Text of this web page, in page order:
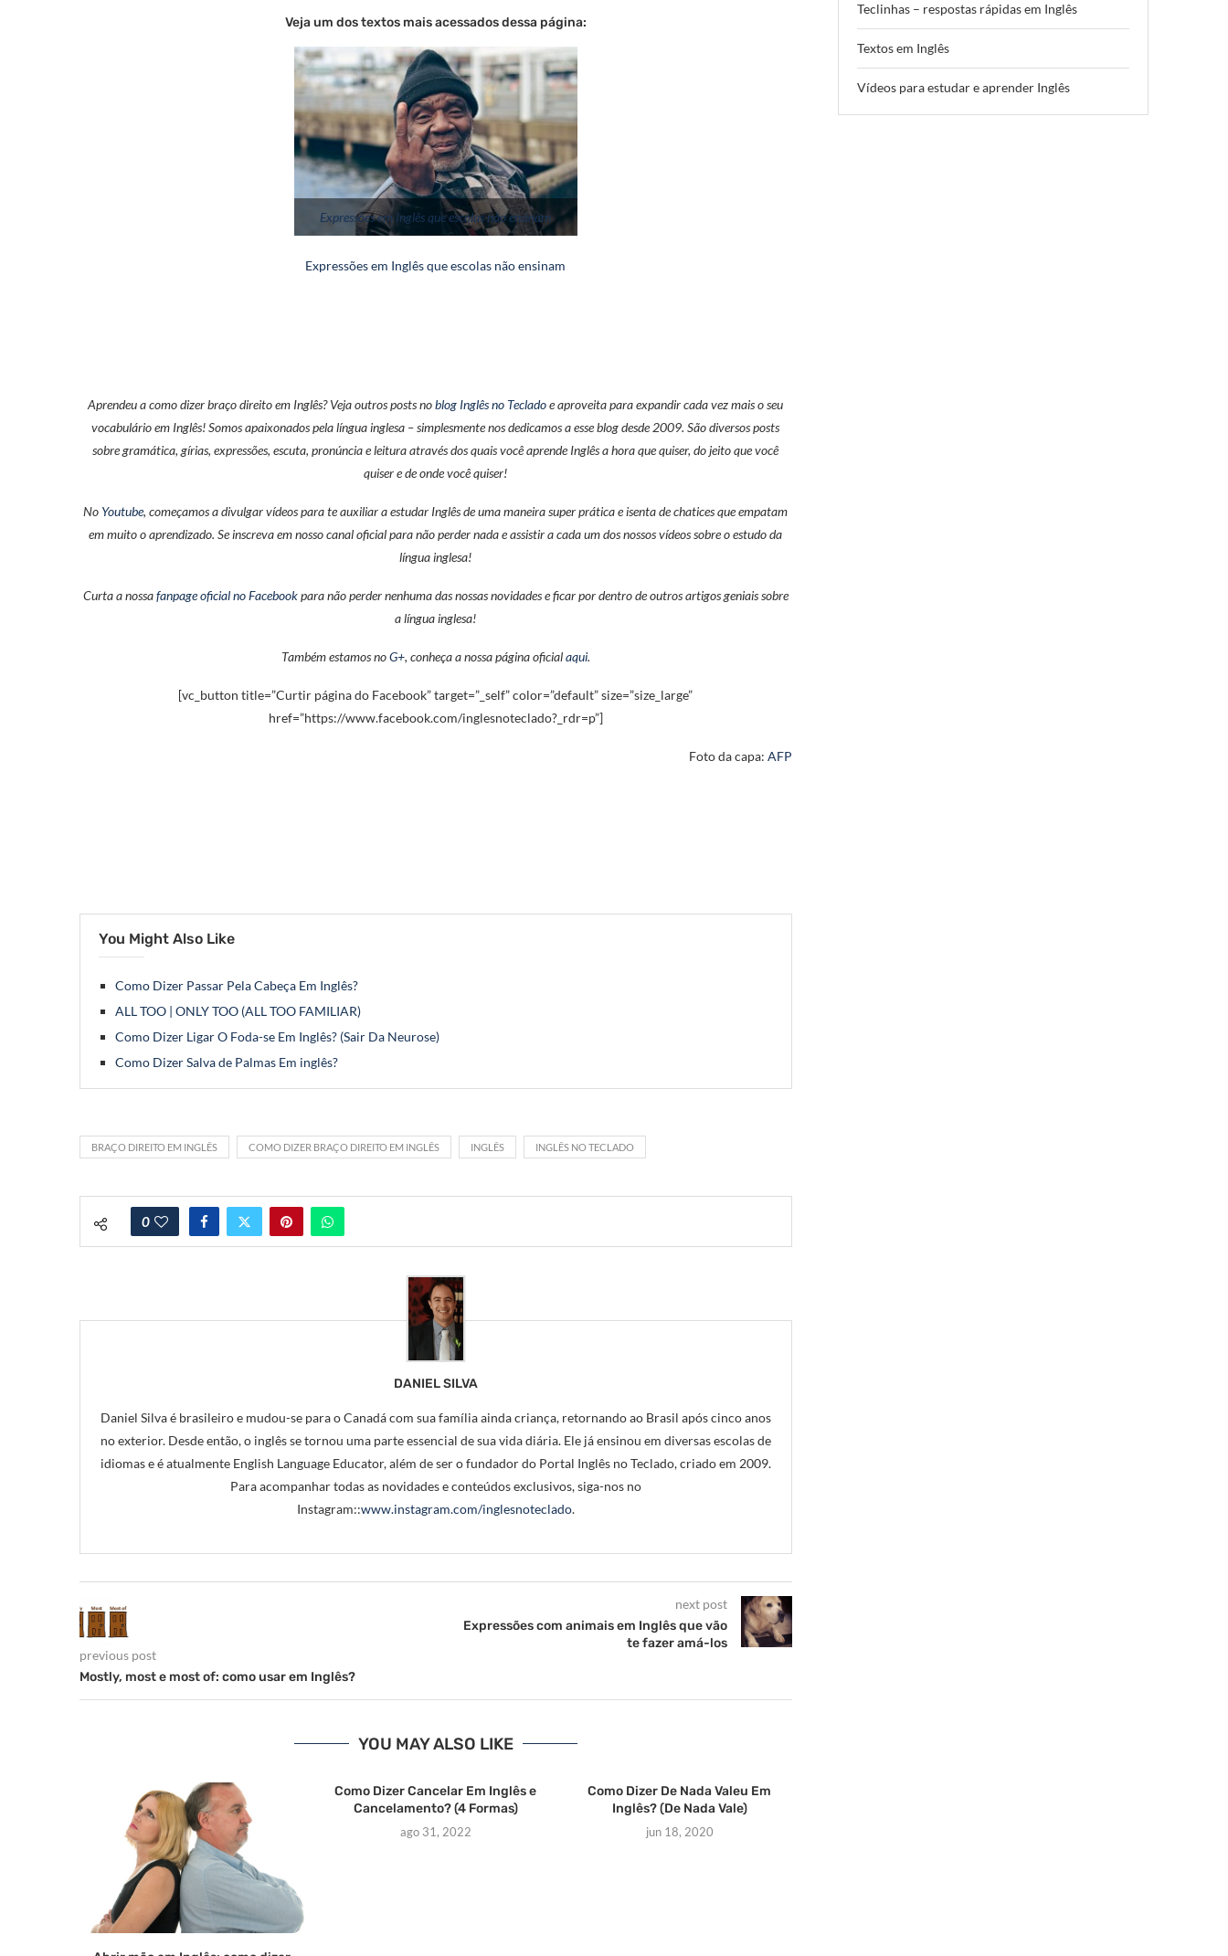
Veja um dos textos mais acessados dessa página:
Expressões em Inglês que escolas não ensinam
Expressões em Inglês que escolas não ensinam
Aprendeu a como dizer braço direito em Inglês? Veja outros posts noblog Inglês no Tecladoe aproveita para expandir cada vez mais o seu
vocabulário em Inglês! Somos apaixonados pela língua inglesa – simplesmente nos dedicamos a esse blog desde 2009. São diversos posts
sobre gramática, gírias, expressões, escuta, pronúncia e leitura através dos quais você aprende Inglês a hora que quiser, do jeito que você
quiser e de onde você quiser!
No Youtube, começamos a divulgar vídeos para te auxiliar a estudar Inglês de uma maneira super prática e isenta de chatices que empatam
em muito o aprendizado. Se inscreva em nosso canal oficial para não perder nada e assistir a cada um dos nossos vídeos sobre o estudo da
língua inglesa!
Curta a nossafanpage oficial no Facebookpara não perder nenhuma das nossas novidades e ficar por dentro de outros artigos geniais sobre
a língua inglesa!
Também estamos noG+, conheça a nossa página oficialaqui.
[vc_button title=”Curtir página do Facebook” target=”_self” color=”default” size=”size_large”
href=”https://www.facebook.com/inglesnoteclado?_rdr=p”]
Foto da capa: AFP
You Might Also Like
Como Dizer Passar Pela Cabeça Em Inglês?
ALL TOO | ONLY TOO (ALL TOO FAMILIAR)
Como Dizer Ligar O Foda-se Em Inglês? (Sair Da Neurose)
Como Dizer Salva de Palmas Em inglês?
BRAÇO DIREITO EM INGLÊS COMO DIZER BRAÇO DIREITO EM INGLÊS INGLÊS INGLÊS NO TECLADO
0
DANIEL SILVA
Daniel Silva é brasileiro e mudou-se para o Canadá com sua família ainda criança, retornando ao Brasil após cinco anos
no exterior. Desde então, o inglês se tornou uma parte essencial de sua vida diária. Ele já ensinou em diversas escolas de
idiomas e é atualmente English Language Educator, além de ser o fundador do Portal Inglês no Teclado, criado em 2009.
Para acompanhar todas as novidades e conteúdos exclusivos, siga-nos no
Instagram::www.instagram.com/inglesnoteclado.
previous post
Mostly, most e most of: como usar em Inglês?
next post
Expressões com animais em Inglês que vão
te fazer amá-los
YOU MAY ALSO LIKE
Como Dizer Cancelar Em Inglês e
Cancelamento? (4 Formas)
ago 31, 2022
Como Dizer De Nada Valeu Em
Inglês? (De Nada Vale)
jun 18, 2020
Teclinhas – respostas rápidas em Inglês
Textos em Inglês
Vídeos para estudar e aprender Inglês